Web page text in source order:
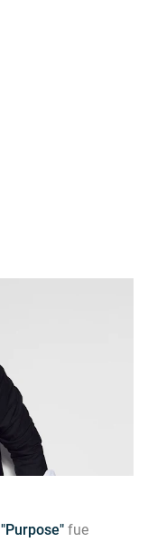
"Purpose" fue